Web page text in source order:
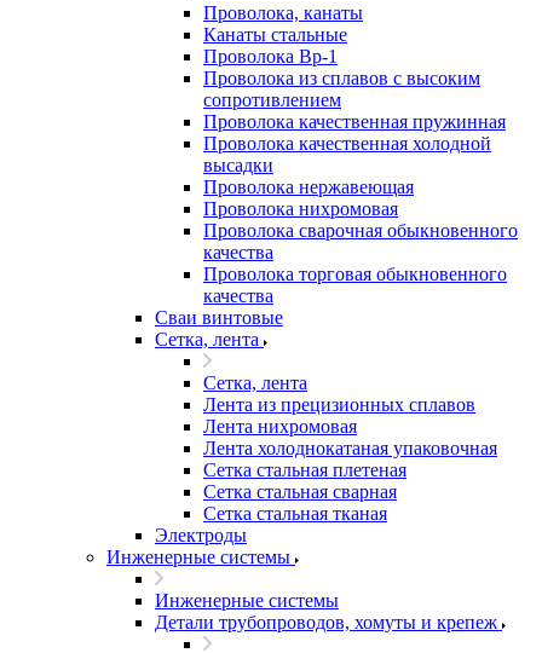
Проволока, канаты
Канаты стальные
Проволока Вр-1
Проволока из сплавов с высоким
сопротивлением
Проволока качественная пружинная
Проволока качественная холодной
высадки
Проволока нержавеющая
Проволока нихромовая
Проволока сварочная обыкновенного
качества
Проволока торговая обыкновенного
качества
Сваи винтовые
Сетка, лента
Сетка, лента
Лента из прецизионных сплавов
Лента нихромовая
Лента холоднокатаная упаковочная
Сетка стальная плетеная
Сетка стальная сварная
Сетка стальная тканая
Электроды
Инженерные системы
Инженерные системы
Детали трубопроводов, хомуты и крепеж